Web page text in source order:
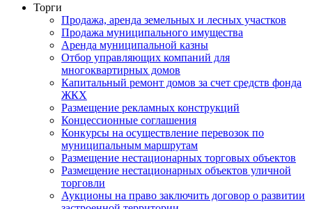
Торги
Продажа, аренда земельных и лесных участков
Продажа муниципального имущества
Аренда муниципальной казны
Отбор управляющих компаний для
многоквартирных домов
Капитальный ремонт домов за счет средств фонда
ЖКХ
Размещение рекламных конструкций
Концессионные соглашения
Конкурсы на осуществление перевозок по
муниципальным маршрутам
Размещение нестационарных торговых объектов
Размещение нестационарных объектов уличной
торговли
Аукционы на право заключить договор о развитии